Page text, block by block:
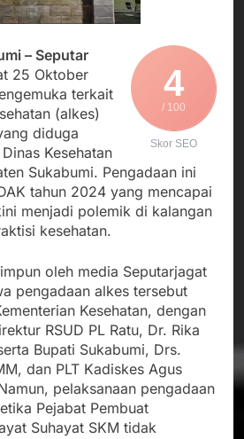
Cegah Stunting
Berangkatkan Empat
Mutiara Sentosa 2 ke
Posko Pusat Tg. Perak
Surabaya
Agustus 5, 2026
SMA Negeri Nyalindung
Lakukan Pungutan
melalui Komite Sekolah,
Disorot karena Dinilai
Bertentangan dengan
Edaran Disdik Jabar
Agustus 4, 2026
Ketua Umum FSP
Maritim Indonesia
Bantah Isu Mogok
Nasional TKBM: “Belum
Ada Keputusan Resmi”
Agustus 3, 2026
Menjalin Harmoni di
Tanah Sukaresmi: Kala
Mina Padi, P2L, dan
Gotong Royong
Menggerakkan Ekonomi
Desa
Agustus 3, 2026
4
/ 100
Skor SEO
– Seputar
25 Oktober
terkait
(alkes)
diduga
Kesehatan
Sukabumi. Pengadaan ini
tahun 2024 yang mencapai
menjadi polemik di kalangan
kesehatan.
oleh media Seputarjagat
pengadaan alkes tersebut
Kesehatan, dengan
RSUD PL Ratu, Dr. Rika
Bupati Sukabumi, Drs.
dan PLT Kadiskes Agus
pelaksanaan pengadaan
Pejabat Pembuat
Suhayat SKM tidak